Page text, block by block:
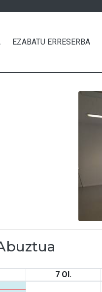
EZABATU ERRESERBA
7 Ol.